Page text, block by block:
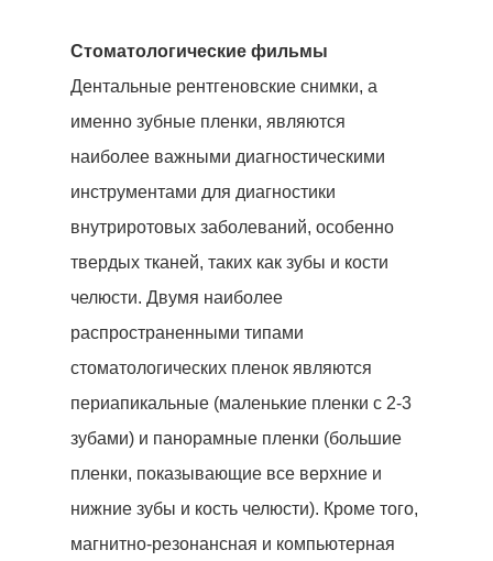
Стоматологические фильмы
Дентальные рентгеновские снимки, а
именно зубные пленки, являются
наиболее важными диагностическими
инструментами для диагностики
внутриротовых заболеваний, особенно
твердых тканей, таких как зубы и кости
челюсти. Двумя наиболее
распространенными типами
стоматологических пленок являются
периапикальные (маленькие пленки с 2-3
зубами) и панорамные пленки (большие
пленки, показывающие все верхние и
нижние зубы и кость челюсти). Кроме того,
магнитно-резонансная и компьютерная
Лечение
Наши Клиники
Стоматологический
Контакт
+905380829565
WHATSAPP